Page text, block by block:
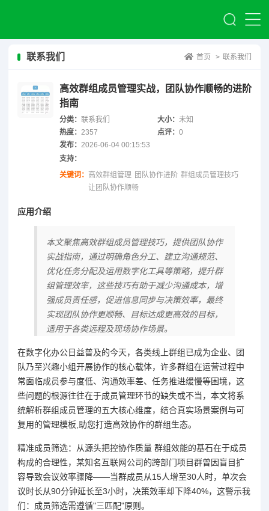
联系我们 首页 > 联系我们
高效群组成员管理实战，团队协作顺畅的进阶
指南
分类： 联系我们 大小：未知
热度： 2357 点评：0
发布： 2026-06-04 00:15:53
支持：
关键词： 高效群组管理 团队协作进阶 群组成员管理技巧
让团队协作顺畅
应用介绍
本文聚焦高效群组成员管理技巧，提供团队协作
实战指南，通过明确角色分工、建立沟通规范、
优化任务分配及运用数字化工具等策略，提升群
组管理效率，这些技巧有助于减少沟通成本，增
强成员责任感，促进信息同步与决策效率，最终
实现团队协作更顺畅、目标达成更高效的目标，
适用于各类远程及现场协作场景。
在数字化办公日益普及的今天，各类线上群组已成为企业、团
队乃至兴趣小组开展协作的核心载体，许多群组在运营过程中
常面临成员参与度低、沟通效率差、任务推进缓慢等困境，这
些问题的根源往往在于成员管理环节的缺失或不当，本文将系
统解析群组成员管理的五大核心维度，结合真实场景案例与可
复用的管理模板,助您打造高效协作的群组生态。
精准成员筛选：从源头把控协作质量 群组效能的基石在于成员
构成的合理性，某知名互联网公司的跨部门项目群曾因盲目扩
容导致会议效率骤降——当群成员从15人增至30人时，单次会
议时长从90分钟延长至3小时，决策效率却下降40%，这警示我
们：成员筛选需遵循"三匹配"原则。